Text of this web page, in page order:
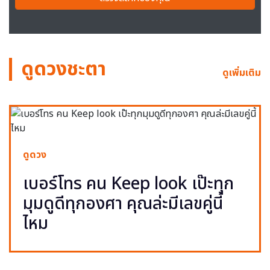
ดูดวงชะตา ดูเพิ่มเติม
ดูดวง
เบอร์โทร คน Keep look เป๊ะทุก
มุมดูดีทุกองศา คุณล่ะมีเลขคู่นี้
ไหม